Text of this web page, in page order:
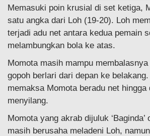
Memasuki poin krusial di set ketiga,
satu angka dari Loh (19-20). Loh
terjadi adu net antara kedua pemain
melambungkan bola ke atas.
Momota masih mampu
gopoh berlari dari depan ke
memaksa Momota beradu net hingga
menyilang.
Momota yang akrab dijuluk ‘Baginda’
masih berusaha meladeni Loh,